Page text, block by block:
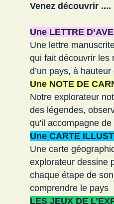
Venez découvrir ....
Une LETTRE
Une lettre
qui fait découvrir les
d’un pays, à hauteur
Une NOTE DE
Notre explorateur
des légendes,
qu'il accompagne de
Une CARTE
Une carte
explorateur dessine
chaque étape de
comprendre le pays
LES JEUX DE